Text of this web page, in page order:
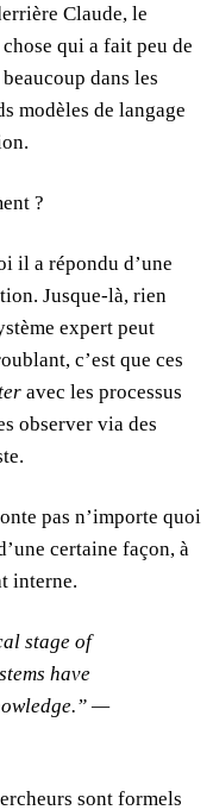
Claude, le
qui a fait peu de
dans les
modèles de langage
?
il a répondu d’une
Jusque-là, rien
expert peut
c’est que ces
avec les processus
observer via des
pas n’importe quoi
certaine façon, à
interne.
stage of
have
—
sont formels